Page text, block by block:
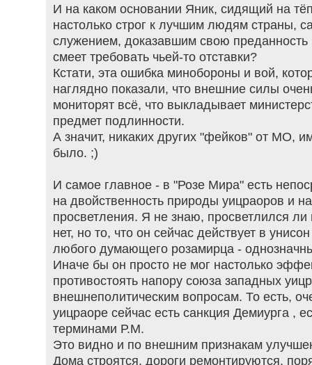
И на каком основании Яник, сидящий на
настолько строг к лучшим людям страны,
служением, доказавшим свою преданность
смеет требовать чьей-то отставки?
Кстати, эта ошибка минобороны и вой,
наглядно показали, что внешние силы
мониторят всё, что выкладывает
предмет подлинности.
А значит, никаких других "фейков" от МО,
было. ;)
И самое главное - в "Розе Мира" есть
на двойственность природы уицраоров и
просветления. Я не знаю, просветлился
нет, но то, что он сейчас действует в
любого думающего розамирца -
Иначе бы он просто не мог настолько
противостоять напору союза западных
внешнеполитическим вопросам. То есть,
уицраоре сейчас есть санкция Демиурга ,
терминами Р.М.
Это видно и по внешним признакам
Дома строятся, дороги ремонтируются,